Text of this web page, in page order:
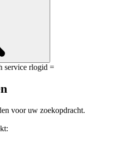
service rlogid =
voor uw zoekopdracht.